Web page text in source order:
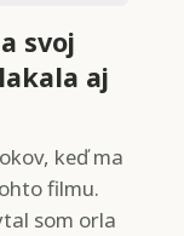
svoj
aj
keď ma
filmu.
som orla